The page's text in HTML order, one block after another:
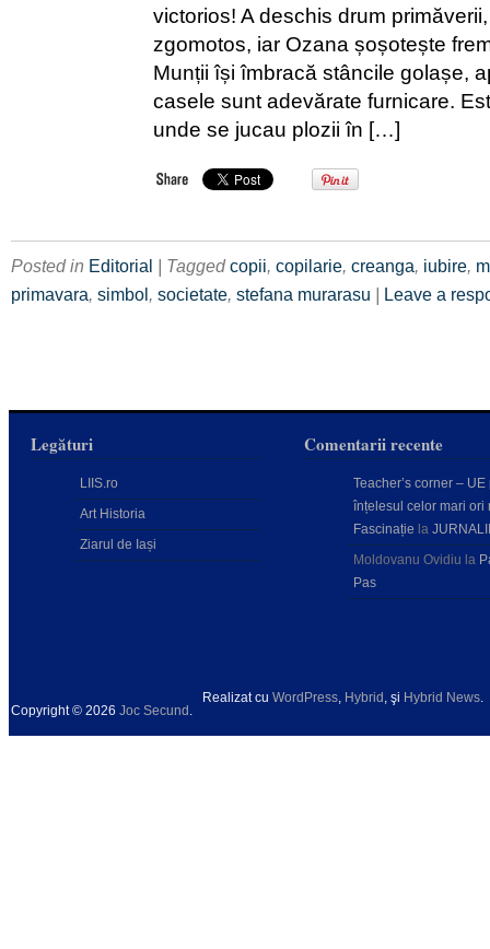
victorios! A deschis drum
zgomotos, iar Ozana șoșotește
Munții își îmbracă stâncile golașe,
casele sunt adevărate furnicare.
unde se jucau plozii în […]
Posted in Editorial | Taggedcopii, copilarie, creanga, iubire,
primavara, simbol, societate, stefana murarasu | Leave a
Legături
LIIS.ro
Art Historia
Ziarul de Iași
Comentarii recente
Teacher’s corner – UE
înțelesul celor mari ori
Fascinație la
Moldovanu Ovidiu la
Pas
Copyright © 2026 Joc Secund
Realizat cu WordPress Hybrid , şi Hybrid News